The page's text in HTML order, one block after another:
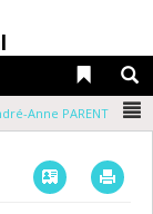
Liens
Anne PARENT
Vcard